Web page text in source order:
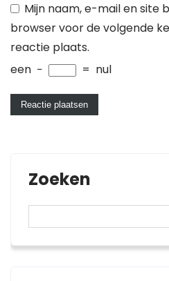
Mijn naam, e-mail en site
browser voor de volgende
reactie plaats.
een − = nul
Zoeken